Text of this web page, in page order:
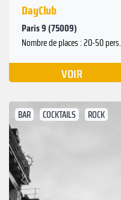
DayClub
Paris 9 (75009)
Nombre de places : 20-50 pers.
VOIR
BAR COCKTAILS ROCK
Précédent